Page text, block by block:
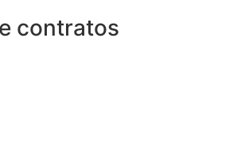
contratos